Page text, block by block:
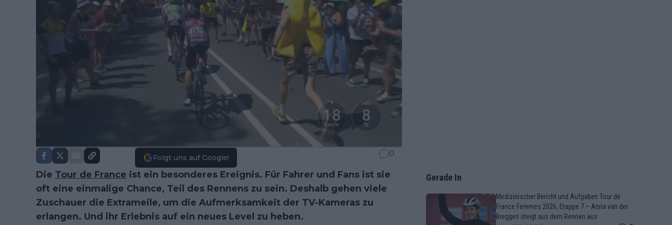
Folgt uns auf Google! 0
Die Tour de France ist ein besonderes Ereignis. Für Fahrer und Fans ist sie
oft eine einmalige Chance, Teil des Rennens zu sein. Deshalb gehen viele
Zuschauer die Extrameile, um die Aufmerksamkeit der TV-Kameras zu
erlangen. Und ihr Erlebnis auf ein neues Level zu heben.
Gerade In
Medizinischer Bericht und Aufgaben Tour de
France Femmes 2026, Etappe 7 – Anna van der
Breggen steigt aus dem Rennen aus